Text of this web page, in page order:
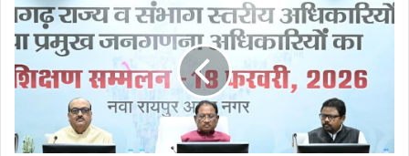
राष्ट्र
निर्माण
की
आधारशिला
:
विष्णु
देव